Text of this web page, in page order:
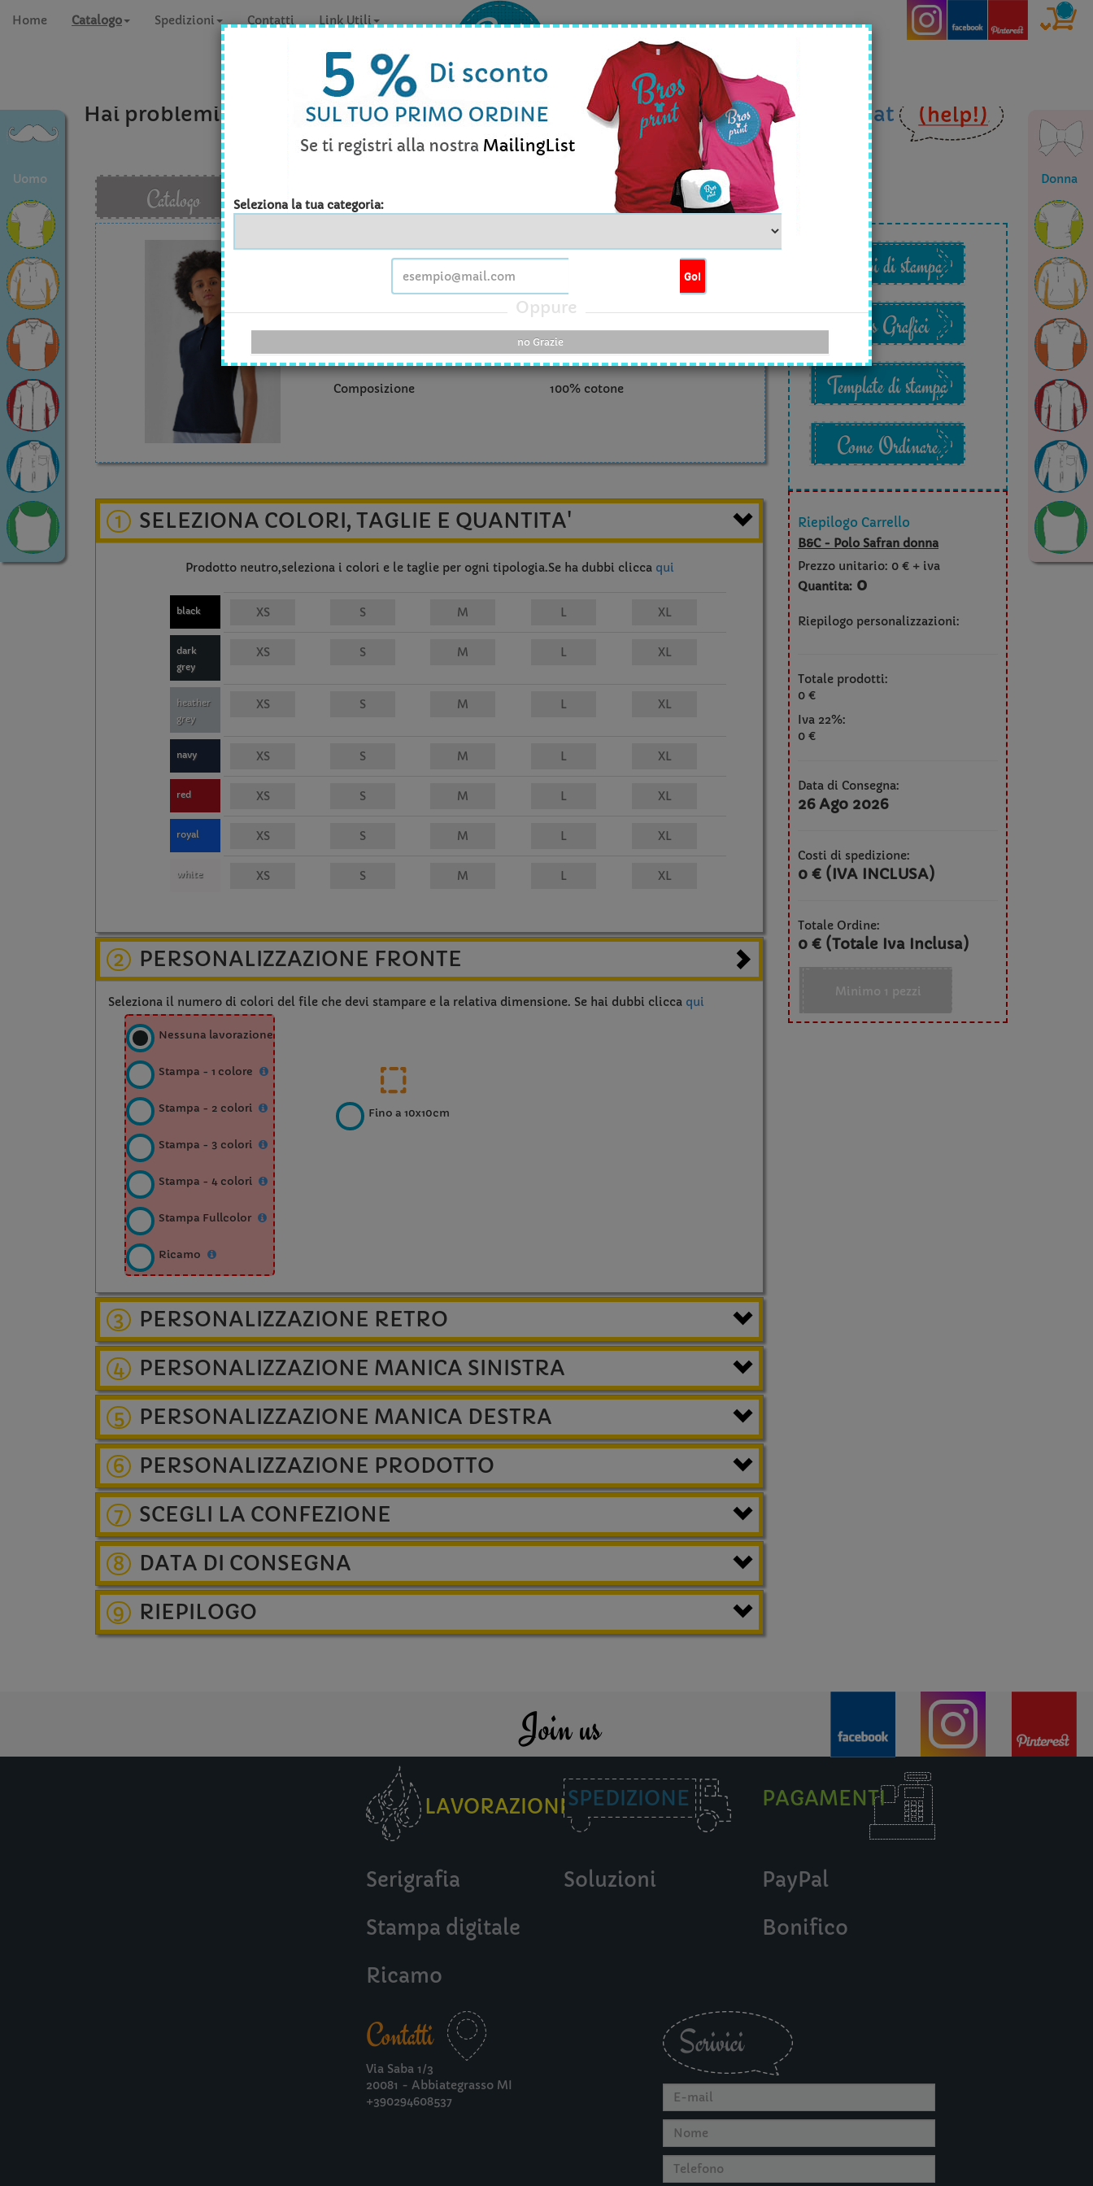
Home Catalogo Spedizioni Contatti Link Utili
Uomo Donna
Hai problemi a concludere la personalizzazione? Contattaci viaemail chat
Catalogo Info prodotto
B&C - Polo Safran donna
Quantita' minima 1Pezzo
XS , S , M , L , XL
Composizione 100% cotone
Esempi di stampa
Files Grafici
Template di stampa
Come Ordinare
1 SELEZIONA COLORI, TAGLIE E QUANTITA'
Prodotto neutro,seleziona i colori e le taglie per ogni tipologia.Se ha dubbi cliccaqui
black
dark
grey
heather
grey
navy
red
royal
white
2 PERSONALIZZAZIONE FRONTE
Seleziona il numero di colori del file che devi stampare e la relativa dimensione. Se hai dubbi clicca qui
Fino a 10x10cm
Nessuna lavorazione
Stampa - 1 colore
Stampa - 2 colori
Stampa - 3 colori
Stampa - 4 colori
Stampa Fullcolor
Ricamo
3 PERSONALIZZAZIONE RETRO
4 PERSONALIZZAZIONE MANICA SINISTRA
5 PERSONALIZZAZIONE MANICA DESTRA
6 PERSONALIZZAZIONE PRODOTTO
7 SCEGLI LA CONFEZIONE
8 DATA DI CONSEGNA
9 RIEPILOGO
Riepilogo Carrello
B&C - Polo Safran donna
Prezzo unitario: 0 € + iva
Quantita: 0
Riepilogo personalizzazioni:
Totale prodotti:
0 €
Iva 22%:
0 €
Data di Consegna:
26 Ago 2026
Costi di spedizione:
0 € (IVA INCLUSA)
Totale Ordine:
0 € (Totale Iva Inclusa)
Seleziona la tua categoria:
Go!
Oppure
no Grazie
Join us
LAVORAZIONI
Serigrafia
Stampa digitale
Ricamo
SPEDIZIONE
Soluzioni
PAGAMENTI
PayPal
Bonifico
Contatti
Via Saba 1/3
20081 - Abbiategrasso MI
+390294608537
Scrivici